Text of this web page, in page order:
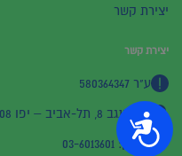
נגישות
יצירת קשר
יצירת קשר
ע"ר 580364347
רח' הנגב 8, תל-אביב – יפו 6618608
טלפון: 03-6013601